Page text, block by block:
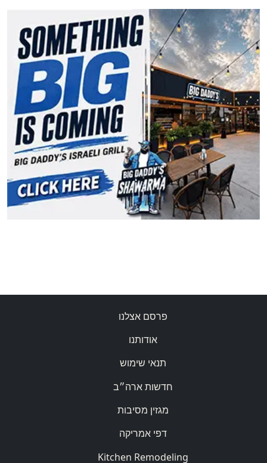
פרסם אצלנו
אודותנו
תנאי שימוש
חדשות ארה״ב
מגזין מסיבות
דפי אמריקה
Kitchen Remodeling